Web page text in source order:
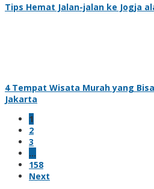
Tips Hemat Jalan-jalan ke Jogja
4 Tempat Wisata Murah yang
Jakarta
1
2
3
…
158
Next